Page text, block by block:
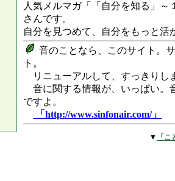
人気メルマガ「「自分を知る」
さんです。
自分を見つめて、自分をもっと活
音のことなら、このサイト。
ト。
リニューアルして、すっきりし
音に関する情報が、いっぱい。
ですよ。
「http://www.sinfonair.com/」
▼ 「